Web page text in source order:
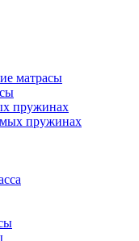
матрасы
пружинах
пружинах